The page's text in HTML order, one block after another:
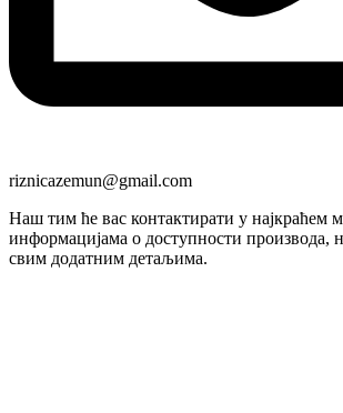
riznicazemun@gmail.com
Наш тим ће вас контактирати у најкраћем
информацијама о доступности производа,
свим додатним детаљима.